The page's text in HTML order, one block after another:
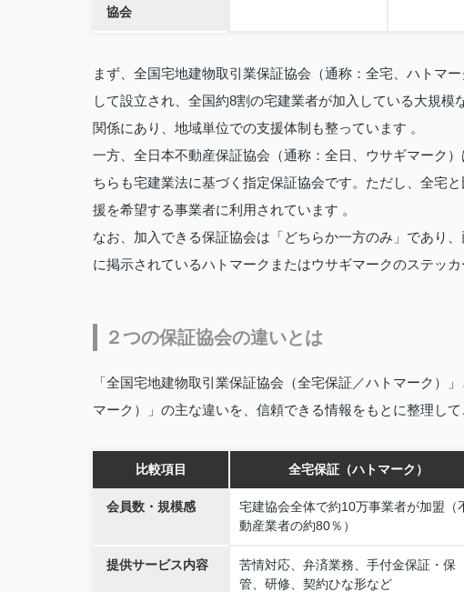
協会
まず、全国宅地建物取引業保証協会（通称：全宅、ハトマ
して設立され、全国約8割の宅建業者が加入している大規
関係にあり、地域単位での支援体制も整っています 。
一方、全日本不動産保証協会（通称：全日、ウサギマーク
ちらも宅建業法に基づく指定保証協会です。ただし、全宅
援を希望する事業者に利用されています 。
なお、加入できる保証協会は「どちらか一方のみ」であり
に掲示されているハトマークまたはウサギマークのステッ
２つの保証協会の違いとは
「全国宅地建物取引業保証協会（全宅保証／ハトマーク）
マーク）」の主な違いを、信頼できる情報をもとに整理して
比較項目 全宅保証（ハトマーク）
会員数・規模感
宅建協会全体で約10万事業者が加盟（
動産業者の約80％）
提供サービス内容
苦情対応、弁済業務、手付金保証・保
管、研修、契約ひな形など